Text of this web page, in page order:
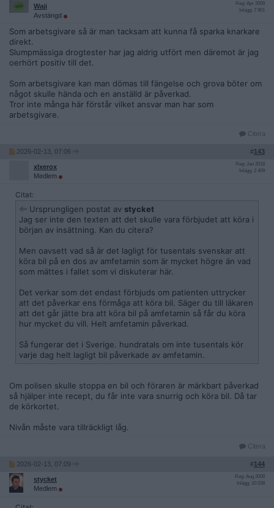
Waji
Avstängd
Reg: Apr 2008
Inlägg: 7 901
Som arbetsgivare så är man tacksam att kunna få sparka knarkare
direkt.
Slumpmässiga drogtester har jag aldrig utfört men däremot är jag
oerhört positiv till det.
Som arbetsgivare kan man dömas till fängelse och grova böter om
något skulle hända och en anställd är påverkad.
Tror inte många här förstår vilket ansvar man har som
arbetsgivare.
Citera
2026-02-13, 07:06 #143
xlxerox
Medlem
Reg: Jan 2018
Inlägg: 2 409
Citat:
Ursprungligen postat av stycket
Jag ser inte den texten att det skulle vara förbjudet att köra i
början av insättning. Kan du citera?
Men oavsett vad så är det lagligt för tusentals svenskar att
köra bil på en dos av amfetamin som är mycket högre än vad
som mättes i fallet som vi diskuterar här.
Det verkar som det endast förbjuds om patienten uttrycker
att det påverkar ens förmåga att köra bil. Säger du till läkaren
att det går jätte bra att köra bil på amfetamin så får du köra
hur mycket du vill. Helt amfetamin påverkad.
Så fungerar det i Sverige. hundratals om inte tusentals kör
varje dag helt lagligt bil påverkade av amfetamin.
Om polisen skulle stoppa en bil och föraren är märkbart påverkad
så hjälper inte recept, du får inte vara snurrig och köra bil. Då tar
de körkortet.
Nivån måste vara tillräckligt låg.
Citera
2026-02-13, 07:09 #144
stycket
Medlem
Reg: Aug 2008
Inlägg: 10 038